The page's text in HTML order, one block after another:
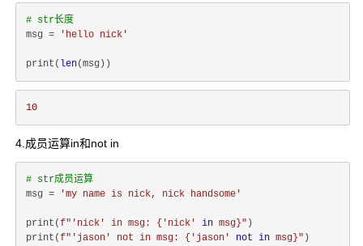
# str长度
msg =
'hello nick'
print( len
10
4.成员运算in和not in
# str成员运算
msg =
'my name is nick, nick handsome'
print(f"'nick' in msg: { 'nick' in msg}" )
print(f"'jason' not in msg: { 'jason' not in msg}" )